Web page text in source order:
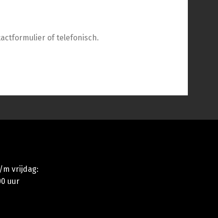
of telefonisch.
m vrijdag:
uur